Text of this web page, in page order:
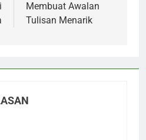
Membuat Awalan
Tulisan Menarik